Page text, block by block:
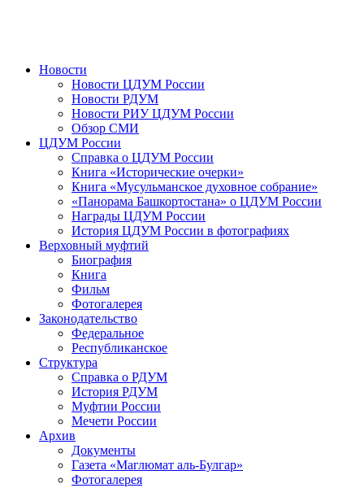
Новости
Новости ЦДУМ России
Новости РДУМ
Новости РИУ ЦДУМ России
Обзор СМИ
ЦДУМ России
Справка о ЦДУМ России
Книга «Исторические очерки»
Книга «Мусульманское духовное собрание»
«Панорама Башкортостана» о ЦДУМ России
Награды ЦДУМ России
История ЦДУМ России в фотографиях
Верховный муфтий
Биография
Книга
Фильм
Фотогалерея
Законодательство
Федеральное
Республиканское
Структура
Справка о РДУМ
История РДУМ
Муфтии России
Мечети России
Архив
Документы
Газета «Маглюмат аль-Булгар»
Фотогалерея